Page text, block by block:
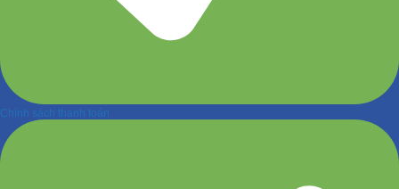
Chính sách thanh toán